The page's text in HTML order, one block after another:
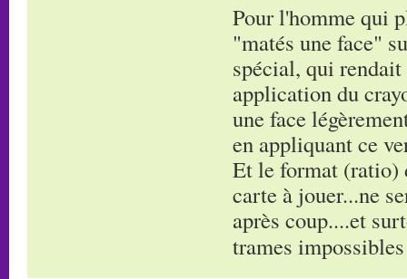
Pour l'homme qui
"matés une face"
spécial, qui
application du
une face
en appliquant ce
Et le format (ratio)
carte à jouer...ne
après coup....et
trames